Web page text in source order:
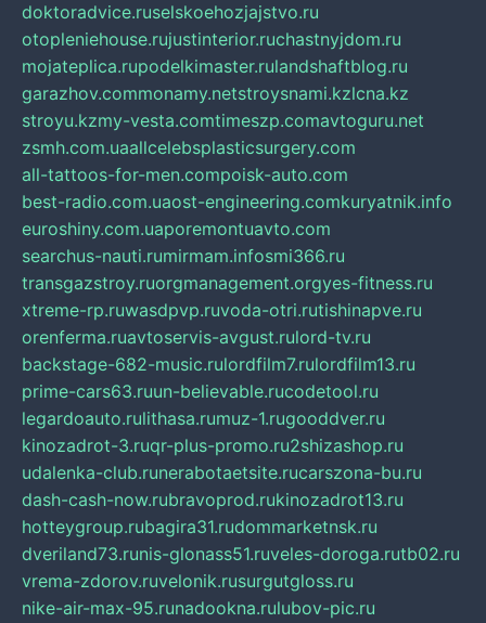
doktoradvice.ruselskoehozjajstvo.ru
otopleniehouse.rujustinterior.ruchastnyjdom.ru
mojateplica.rupodelkimaster.rulandshaftblog.ru
garazhov.commonamy.netstroysnami.kzlcna.kz
stroyu.kzmy-vesta.comtimeszp.comavtoguru.net
zsmh.com.uaallcelebsplasticsurgery.com
all-tattoos-for-men.compoisk-auto.com
best-radio.com.uaost-engineering.comkuryatnik.info
euroshiny.com.uaporemontuavto.com
searchus-nauti.rumirmam.infosmi366.ru
transgazstroy.ruorgmanagement.orgyes-fitness.ru
xtreme-rp.ruwasdpvp.ruvoda-otri.rutishinapve.ru
orenferma.ruavtoservis-avgust.rulord-tv.ru
backstage-682-music.rulordfilm7.rulordfilm13.ru
prime-cars63.ruun-believable.rucodetool.ru
legardoauto.rulithasa.rumuz-1.rugooddver.ru
kinozadrot-3.ruqr-plus-promo.ru2shizashop.ru
udalenka-club.runerabotaetsite.rucarszona-bu.ru
dash-cash-now.rubravoprod.rukinozadrot13.ru
hotteygroup.rubagira31.rudommarketnsk.ru
dveriland73.runis-glonass51.ruveles-doroga.rutb02.ru
vrema-zdorov.ruvelonik.rusurgutgloss.ru
nike-air-max-95.runadookna.rulubov-pic.ru